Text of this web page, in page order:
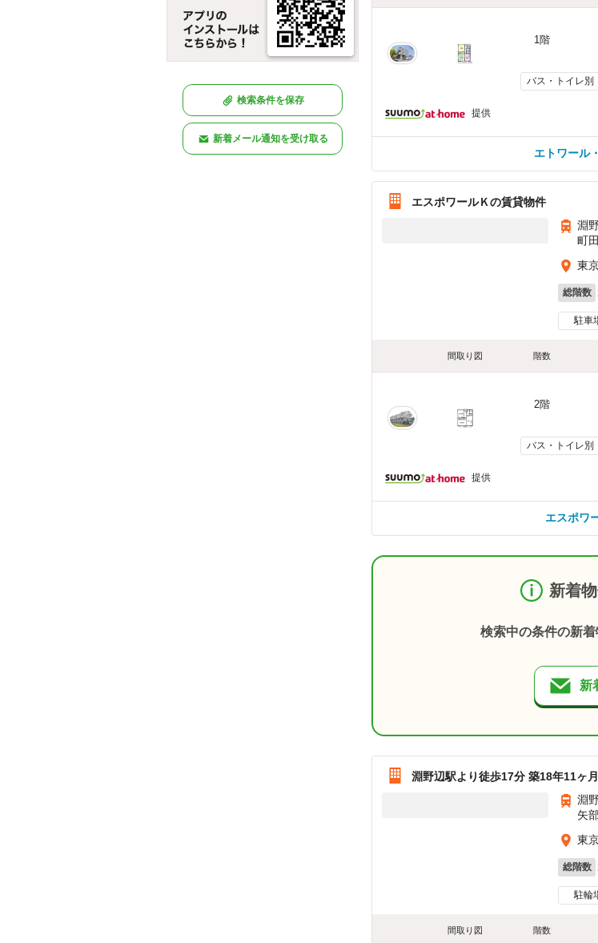
検索条件を保存
新着メール通知を受け取る
1階
バス・トイレ別
提供
エトワール
エスポワールＫの賃貸物件
淵
町
東
総階数
駐車
間取り図 階数
2階
バス・トイレ別
提供
エスポワ
新着
検索中の条件の新
新
淵野辺駅より徒歩17分 築18年11ヶ
淵
矢
東
総階数
駐輪
間取り図 階数